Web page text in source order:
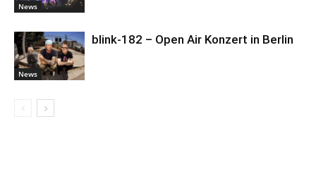
News
News
blink-182 – Open Air Konzert in Berlin